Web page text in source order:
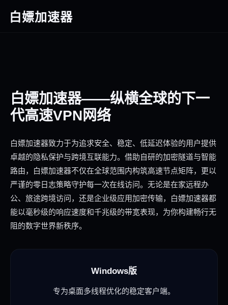
白嫖加速器
白嫖加速器——纵横全球的下一
代高速VPN网络
白嫖加速器致力于为追求安全、稳定、低延迟体验的用户提供
卓越的隐私保护与跨境互联能力。借助自研的加密隧道与智能
路由，白嫖加速器不仅在全球范围内构筑高速节点矩阵，更以
严谨的零日志策略守护每一次在线访问。无论是在家远程办
公、旅途跨境访问，还是企业级应用加密传输，白嫖加速器都
能以毫秒级的响应速度和千兆级的带宽表现，为你构建畅行无
阻的数字世界新秩序。
Windows版
专为桌面多线程优化的稳定客户端。